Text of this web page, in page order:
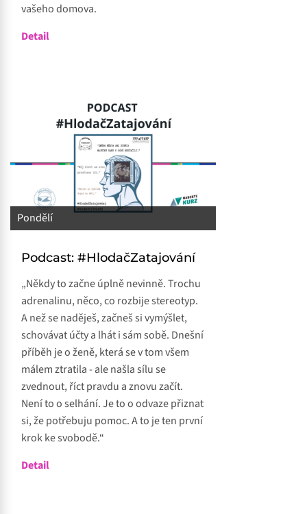
vašeho domova.
Detail
Pondělí
Podcast: #HlodačZatajování
„Někdy to začne úplně nevinně. Trochu
adrenalinu, něco, co rozbije stereotyp.
A než se naděješ, začneš si vymýšlet,
schovávat účty a lhát i sám sobě. Dnešní
příběh je o ženě, která se v tom všem
málem ztratila - ale našla sílu se
zvednout, říct pravdu a znovu začít.
Není to o selhání. Je to o odvaze přiznat
si, že potřebuju pomoc. A to je ten první
krok ke svobodě.“
Detail